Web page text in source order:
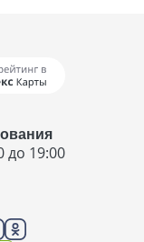
до 19:00